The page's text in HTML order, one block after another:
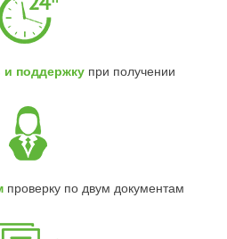
поддержкупри получении
проверку по двум документам